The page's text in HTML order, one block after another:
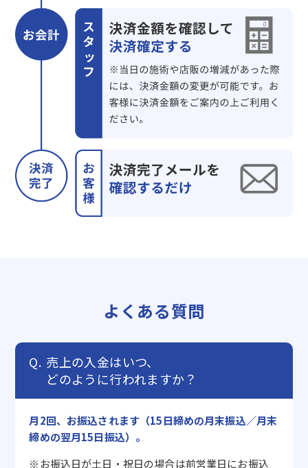
よくある質問
売上の入金はいつ、
どのように行われますか？
月2回、お振込されます（15日締めの月末振込／月末
締めの翌月15日振込）。
※お振込日が土日・祝日の場合は前営業日にお振込